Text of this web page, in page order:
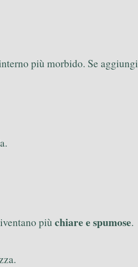
più morbido. Se
più chiare e spumose.